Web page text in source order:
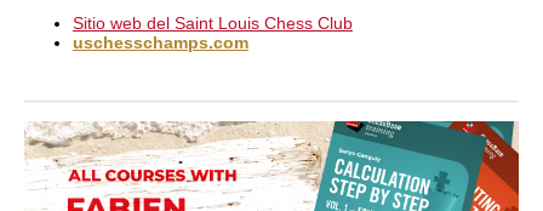
Sitio web del Saint Louis Chess Club
uschesschamps.com